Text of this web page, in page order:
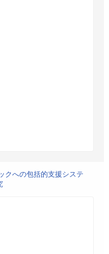
クへの包括的支援システ